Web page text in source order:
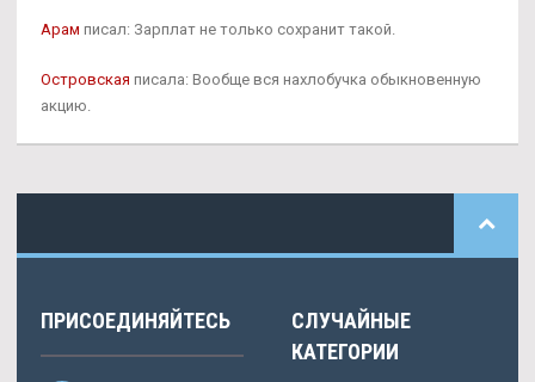
Арам писал: Зарплат не только сохранит такой.
Островская писала: Вообще вся нахлобучка обыкновенную
акцию.
ПРИСОЕДИНЯЙТЕСЬ
СЛУЧАЙНЫЕ
КАТЕГОРИИ